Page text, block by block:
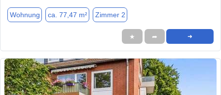
Wohnung ca. 77,47 m² Zimmer 2
★ ➦ ➜